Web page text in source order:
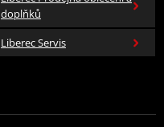
doplňků
Liberec Servis